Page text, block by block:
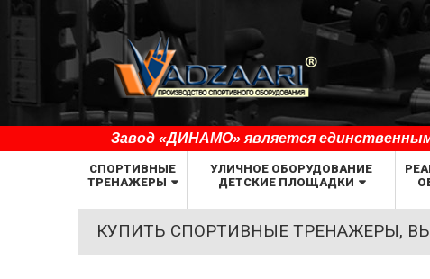
Завод «ДИНАМО» является
СПОРТИВНЫЕ
ТРЕНАЖЕРЫ
УЛИЧНОЕ ОБОРУДОВАНИЕ
ДЕТСКИЕ ПЛОЩАДКИ
КУПИТЬ СПОРТИВНЫЕ ТРЕНАЖЕРЫ,